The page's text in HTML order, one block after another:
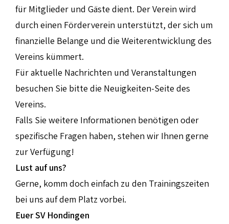
für Mitglieder und Gäste dient. Der Verein wird
durch einen Förderverein unterstützt, der sich um
finanzielle Belange und die Weiterentwicklung des
Vereins kümmert.
Für aktuelle Nachrichten und Veranstaltungen
besuchen Sie bitte die Neuigkeiten-Seite des
Vereins.​
Falls Sie weitere Informationen benötigen oder
spezifische Fragen haben, stehen wir Ihnen gerne
zur Verfügung!
Lust auf uns?
Gerne, komm doch einfach zu den Trainingszeiten
bei uns auf dem Platz vorbei.
Euer SV Hondingen